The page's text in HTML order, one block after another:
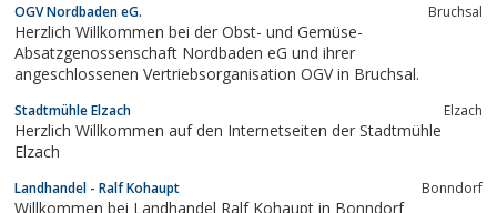
OGV Nordbaden eG. Bruchsal
Herzlich Willkommen bei der Obst- und Gemüse-
Absatzgenossenschaft Nordbaden eG und ihrer
angeschlossenen Vertriebsorganisation OGV in Bruchsal.
Stadtmühle Elzach Elzach
Herzlich Willkommen auf den Internetseiten der Stadtmühle
Elzach
Landhandel - Ralf Kohaupt Bonndorf
Willkommen bei Landhandel Ralf Kohaupt in Bonndorf